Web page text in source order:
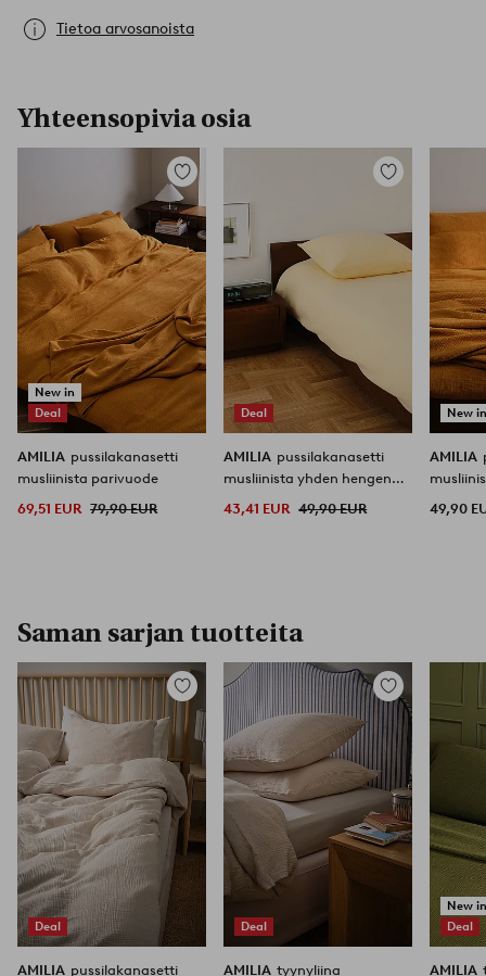
Tietoa arvosanoista
Yhteensopivia osia
New in
Deal
Lisää
suosikkeihin
AMILIA pussilakanasetti
musliinista parivuode
69,51 EUR 79,90 EUR
Deal
Lisää
AMILIA pussilakanasetti
musliinista yhden hengen
43,41 EUR 49,90 EUR
New
AMILIA
49,90
Saman sarjan tuotteita
Deal
Lisää
suosikkeihin
AMILIA pussilakanasetti
Deal
Lisää
suosikkeihin
AMILIA tyynyliina
New
Deal
AMILIA